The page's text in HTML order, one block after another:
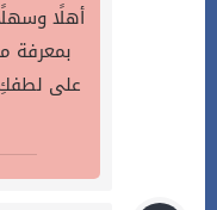
أهلًا
بمعرفة
على